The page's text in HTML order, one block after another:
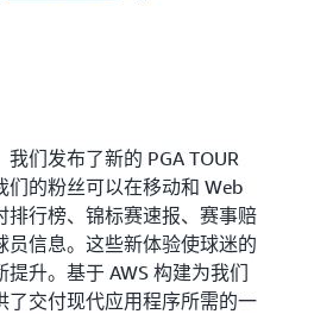
们发布了新的 PGA TOUR
们的粉丝可以在移动和 Web
排行榜、锦标赛速报、赛事赔
员信息。这些新体验使球迷的
提升。基于 AWS 构建为我们
了交付现代应用程序所需的一